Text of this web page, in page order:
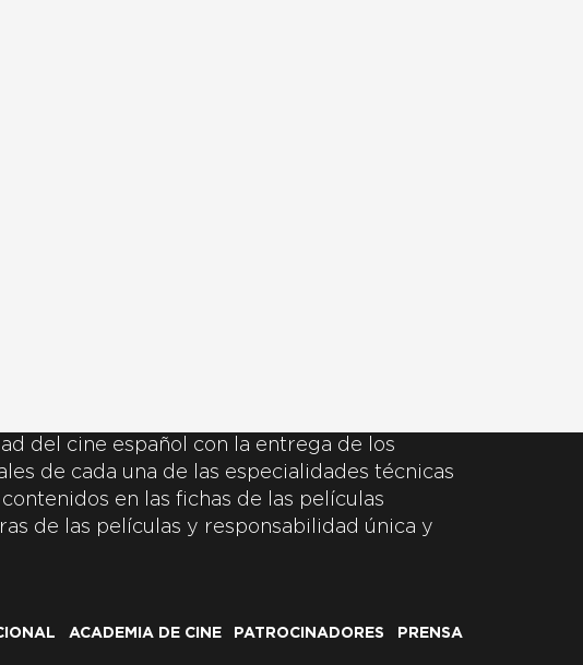
del cine español con la entrega de los
de cada una de las especialidades técnicas
en las fichas de las películas
de las películas y responsabilidad única y
ACADEMIA DE CINE PATROCINADORES
PRENSA